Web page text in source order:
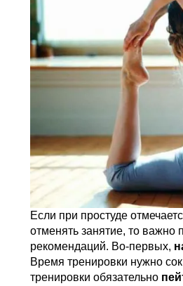
Если при простуде
отменять занятие, то важно
рекомендаций. Во-первых,
Время тренировки нужно
тренировки обязательно